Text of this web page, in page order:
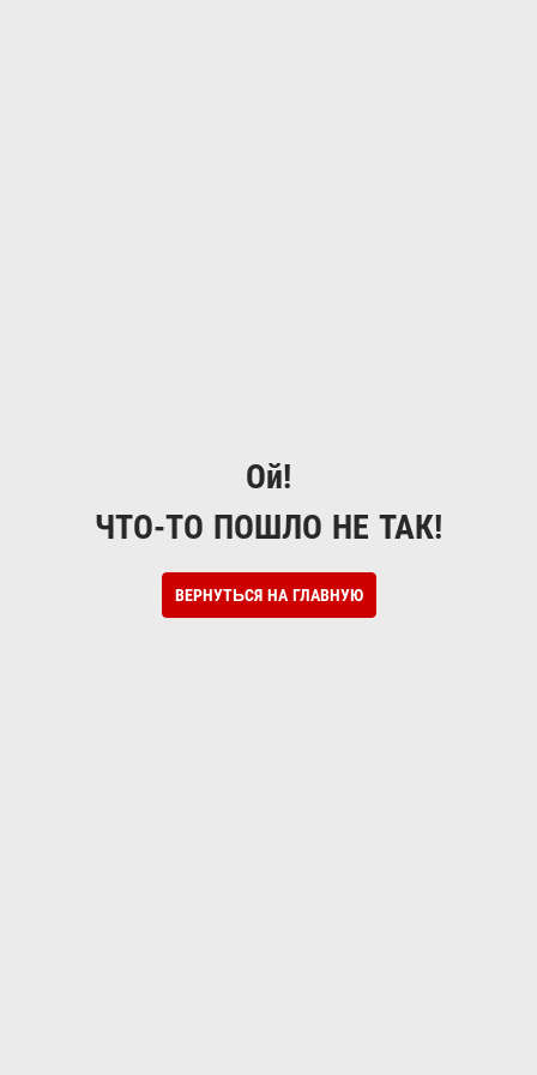
Ой!
ЧТО-ТО ПОШЛО НЕ ТАК!
ВЕРНУТЬСЯ НА ГЛАВНУЮ